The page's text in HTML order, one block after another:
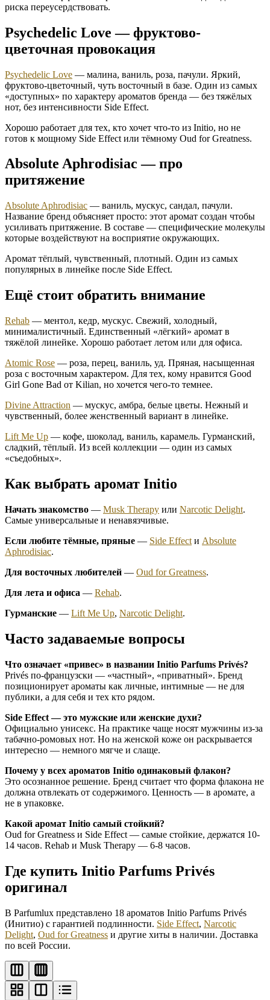
риска переусердствовать.
Psychedelic Love — фруктово-
цветочная провокация
Psychedelic Love — малина, ваниль, роза, пачули. Яркий,
фруктово-цветочный, чуть восточный в базе. Один из самых
«доступных» по характеру ароматов бренда — без тяжёлых
нот, без интенсивности Side Effect.
Хорошо работает для тех, кто хочет что-то из Initio, но не
готов к мощному Side Effect или тёмному Oud for Greatness.
Absolute Aphrodisiac — про
притяжение
Absolute Aphrodisiac — ваниль, мускус, сандал, пачули.
Название бренд объясняет просто: этот аромат создан чтобы
усиливать притяжение. В составе — специфические молекулы
которые воздействуют на восприятие окружающих.
Аромат тёплый, чувственный, плотный. Один из самых
популярных в линейке после Side Effect.
Ещё стоит обратить внимание
Rehab — ментол, кедр, мускус. Свежий, холодный,
минималистичный. Единственный «лёгкий» аромат в
тяжёлой линейке. Хорошо работает летом или для офиса.
Atomic Rose — роза, перец, ваниль, уд. Пряная, насыщенная
роза с восточным характером. Для тех, кому нравится Good
Girl Gone Bad от Kilian, но хочется чего-то темнее.
Divine Attraction — мускус, амбра, белые цветы. Нежный и
чувственный, более женственный вариант в линейке.
Lift Me Up — кофе, шоколад, ваниль, карамель. Гурманский,
сладкий, тёплый. Из всей коллекции — один из самых
«съедобных».
Как выбрать аромат Initio
Начать знакомство — Musk Therapy или Narcotic Delight.
Самые универсальные и ненавязчивые.
Если любите тёмные, пряные — Side Effect и Absolute
Aphrodisiac.
Для восточных любителей — Oud for Greatness.
Для лета и офиса — Rehab.
Гурманские — Lift Me Up, Narcotic Delight.
Часто задаваемые вопросы
Что означает «привес» в названии Initio Parfums Privés?
Privés по-французски — «частный», «приватный». Бренд
позиционирует ароматы как личные, интимные — не для
публики, а для себя и тех кто рядом.
Side Effect — это мужские или женские духи?
Официально унисекс. На практике чаще носят мужчины из-за
табачно-ромовых нот. Но на женской коже он раскрывается
интересно — немного мягче и слаще.
Почему у всех ароматов Initio одинаковый флакон?
Это осознанное решение. Бренд считает что форма флакона не
должна отвлекать от содержимого. Ценность — в аромате, а
не в упаковке.
Какой аромат Initio самый стойкий?
Oud for Greatness и Side Effect — самые стойкие, держатся 10-
14 часов. Rehab и Musk Therapy — 6-8 часов.
Где купить Initio Parfums Privés
оригинал
В Parfumlux представлено 18 ароматов Initio Parfums Privés
(Инитио) с гарантией подлинности. Side Effect, Narcotic
Delight, Oud for Greatness и другие хиты в наличии. Доставка
по всей России.